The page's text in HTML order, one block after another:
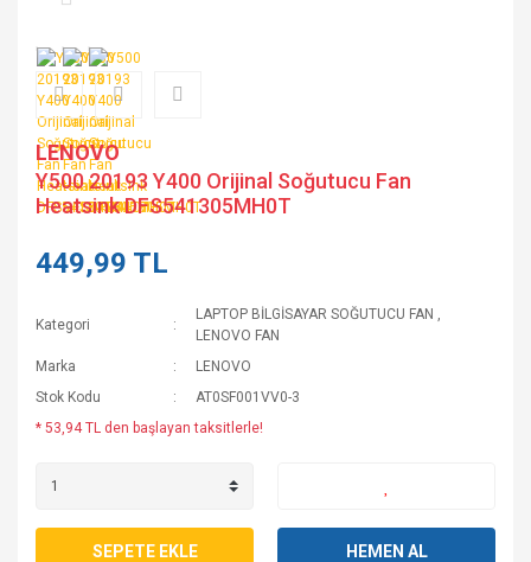
LENOVO
Y500 20193 Y400 Orijinal Soğutucu Fan
Heatsink DFS541305MH0T
449,99 TL
Kategori
LAPTOP BİLGİSAYAR SOĞUTUCU FAN ,
LENOVO FAN
Marka
LENOVO
Stok Kodu
AT0SF001VV0-3
* 53,94 TL den başlayan taksitlerle!
SEPETE EKLE HEMEN AL